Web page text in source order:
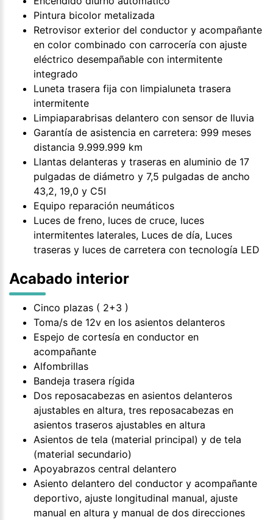
Pintura bicolor metalizada
Retrovisor exterior del conductor y acompañante
en color combinado con carrocería con ajuste
eléctrico desempañable con intermitente
integrado
Luneta trasera fija con limpialuneta trasera
intermitente
Limpiaparabrisas delantero con sensor de lluvia
Garantía de asistencia en carretera: 999 meses
distancia 9.999.999 km
Llantas delanteras y traseras en aluminio de 17
pulgadas de diámetro y 7,5 pulgadas de ancho
43,2, 19,0 y C5I
Equipo reparación neumáticos
Luces de freno, luces de cruce, luces
intermitentes laterales, Luces de día, Luces
traseras y luces de carretera con tecnología LED
Acabado interior
Cinco plazas ( 2+3 )
Toma/s de 12v en los asientos delanteros
Espejo de cortesía en conductor en
acompañante
Alfombrillas
Bandeja trasera rígida
Dos reposacabezas en asientos delanteros
ajustables en altura, tres reposacabezas en
asientos traseros ajustables en altura
Asientos de tela (material principal) y de tela
(material secundario)
Apoyabrazos central delantero
Asiento delantero del conductor y acompañante
deportivo, ajuste longitudinal manual, ajuste
manual en altura y manual de dos direcciones